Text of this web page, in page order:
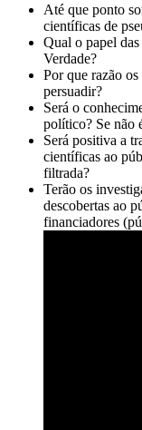
Até que ponto
científicas de
Qual o papel
Verdade?
Por que razão
persuadir?
Será o
político? Se não
Será positiva a
científicas ao
filtrada?
Terão os
descobertas ao
financiadores